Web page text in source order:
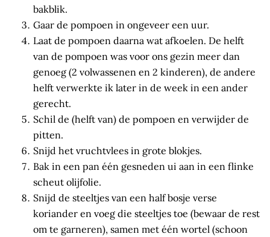
bakblik.
Gaar de pompoen in ongeveer een uur.
Laat de pompoen daarna wat afkoelen. De helft
van de pompoen was voor ons gezin meer dan
genoeg (2 volwassenen en 2 kinderen), de andere
helft verwerkte ik later in de week in een ander
gerecht.
Schil de (helft van) de pompoen en verwijder de
pitten.
Snijd het vruchtvlees in grote blokjes.
Bak in een pan één gesneden ui aan in een flinke
scheut olijfolie.
Snijd de steeltjes van een half bosje verse
koriander en voeg die steeltjes toe (bewaar de rest
om te garneren), samen met één wortel (schoon